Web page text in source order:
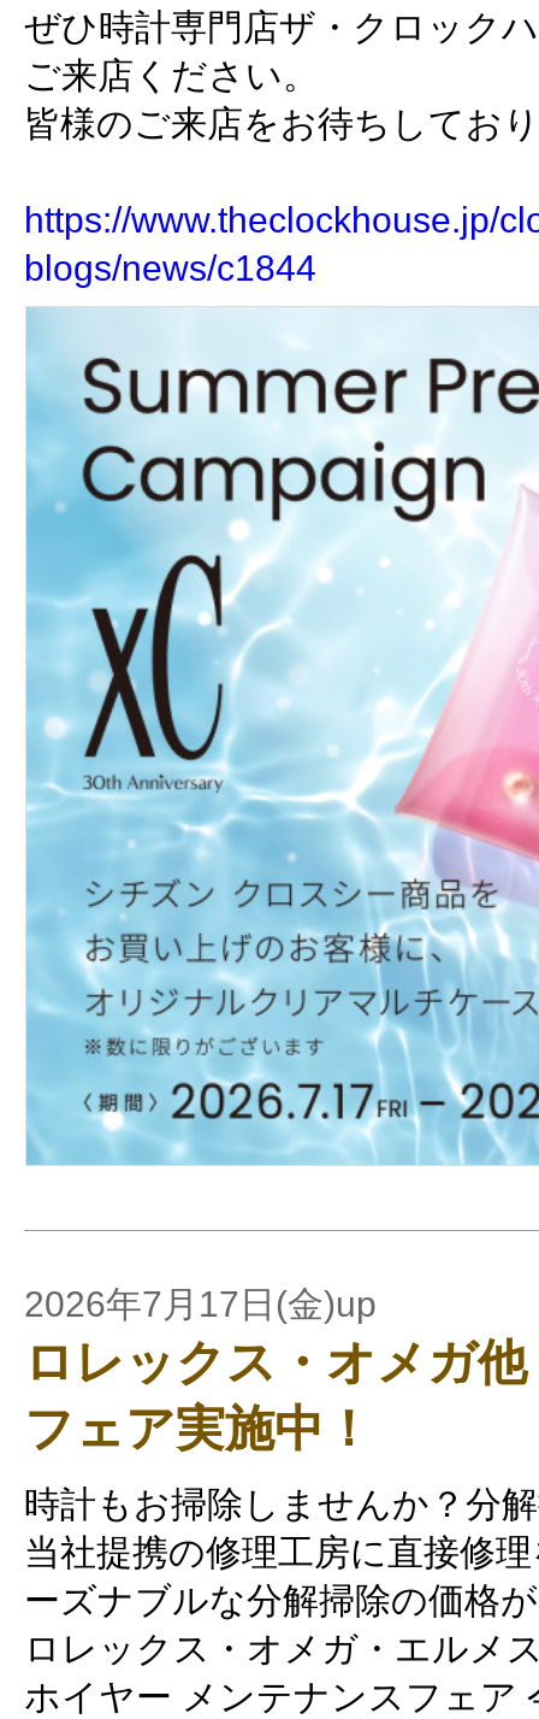
ぜひ時計専門店ザ・クロック
ご来店ください。
皆様のご来店をお待ちしてお
https://www.theclockhouse.jp/
blogs/news/c1844
2026年7月17日(金)up
ロレックス・オメガ
フェア実施中！
時計もお掃除しませんか？分
当社提携の修理工房に直接修
ーズナブルな分解掃除の価格
ロレックス・オメガ・エルメ
ホイヤー メンテナンスフェア